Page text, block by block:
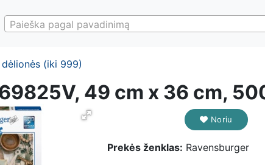
Paieška pagal pavadinimą
(iki 999)
49 cm x 36 cm,
Noriu
Prekės ženklas: Ravensburger